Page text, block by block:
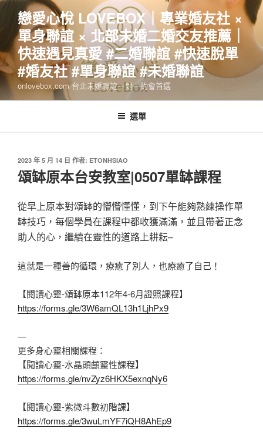
跳
主
要
內
容
戀愛心悅 LOVEBOX｜專業婚友社 ×
單身聯誼 × 北部未婚二婚交友推薦｜
快速遇見真愛 #二婚聯誼 #快速脫單
#婚友社 #單身聯誼 #未婚聯誼
onlovebox.com 台北未婚聯誼一對一約會首選
選單
發
佈
於
2023 年 5 月 14 日 作者: ETONHSIAO
頌缽原本台安教室|0507單缽課程
從早上原本對頌缽的懵懵懂懂，到下午能夠熟練操作單
缽技巧，每個學員在課程中都收獲滿滿，並且帶著正念
助人的心，繼續在靈性的道路上耕耘–
這就是一種善的循環，療癒了別人，也療癒了自己！
【閱讀心靈-頌缽原本112年4-6月證照課程】
https://forms.gle/3W6amQL13h1LjhPx9
—
更多身心靈相關課程：
【閱讀心靈-水晶頭顱靈性課程】
https://forms.gle/nvZyz6HKX5exnqNy6
【閱讀心靈-紫微斗數初階課】
https://forms.gle/3wuLmYF7iQH8AhEp9